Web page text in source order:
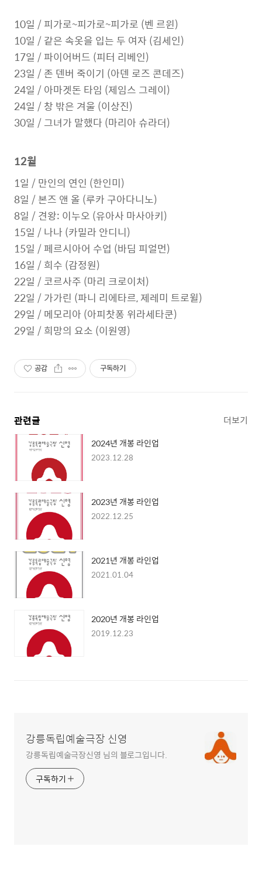
10일 / 피가로~피가로~피가로 (벤 르윈)
10일 / 같은 속옷을 입는 두 여자 (김세인)
17일 / 파이어버드 (피터 리베인)
23일 / 존 덴버 죽이기 (아덴 로즈 콘데즈)
24일 / 아마겟돈 타임 (제임스 그레이)
24일 / 창 밖은 겨울 (이상진)
30일 / 그녀가 말했다 (마리아 슈라더)
12월
1일 / 만인의 연인 (한인미)
8일 / 본즈 앤 올 (루카 구아다니노)
8일 / 견왕: 이누오 (유아사 마사아키)
15일 / 나나 (카밀라 안디니)
15일 / 페르시아어 수업 (바딤 피얼먼)
16일 / 희수 (감정원)
22일 / 코르사주 (마리 크로이처)
22일 / 가가린 (파니 리에타르, 제레미 트로윌)
29일 / 메모리아 (아피찻퐁 위라세타쿤)
29일 / 희망의 요소 (이원영)
공감 구독하기
관련글 더보기
2024년 개봉 라인업
2023.12.28
2023년 개봉 라인업
2022.12.25
2021년 개봉 라인업
2021.01.04
2020년 개봉 라인업
2019.12.23
강릉독립예술극장 신영
강릉독립예술극장신영 님의 블로그입니다.
구독하기